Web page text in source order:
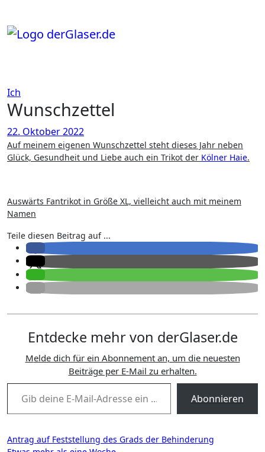
springen
Ich
Wunschzettel
22. Oktober 2022
Auf meinem eigenen Wunschzettel steht dieses Jahr neben
Glück, Gesundheit und Liebe auch ein Trikot der Kölner Haie.
Auswärts Fantrikot in Größe XL, vielleicht auch mit meinem
Namen
Teile diesen Beitrag auf ...
Entdecke mehr von derGlaser.de
Melde dich für ein Abonnement an, um die neuesten
Beiträge per E-Mail zu erhalten.
Gib deine E-Mail-Adresse ein ...
Abonnieren
Beitragsnavigation
Antrag auf Feststellung des Grads der Behinderung